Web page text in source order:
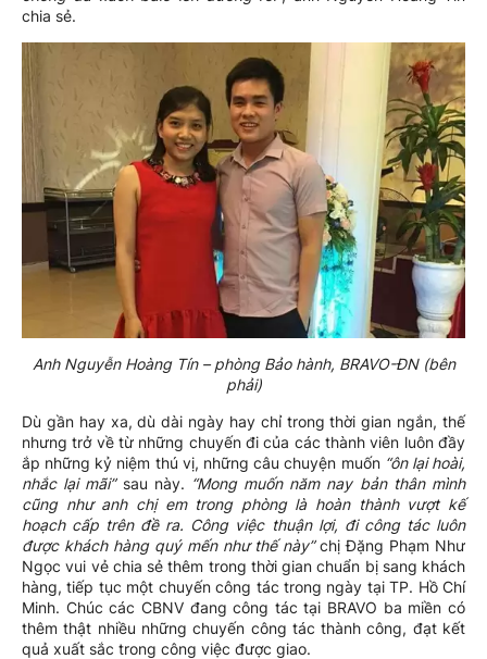
chia sẻ.
Anh Nguyễn Hoàng Tín – phòng Bảo hành, BRAVO-ĐN (bên
phải)
Dù gần hay xa, dù dài ngày hay chỉ trong thời gian ngắn, thế
nhưng trở về từ những chuyến đi của các thành viên luôn đầy
ắp những kỷ niệm thú vị, những câu chuyện muốn “ôn lại hoài,
nhắc lại mãi”sau này. “Mong muốn năm nay bản thân mình
cũng như anh chị em trong phòng là hoàn thành vượt kế
hoạch cấp trên đề ra. Công việc thuận lợi, đi công tác luôn
được khách hàng quý mến như thế này”chị Đặng Phạm Như
Ngọc vui vẻ chia sẻ thêm trong thời gian chuẩn bị sang khách
hàng, tiếp tục một chuyến công tác trong ngày tại TP. Hồ Chí
Minh. Chúc các CBNV đang công tác tại BRAVO ba miền có
thêm thật nhiều những chuyến công tác thành công, đạt kết
quả xuất sắc trong công việc được giao.